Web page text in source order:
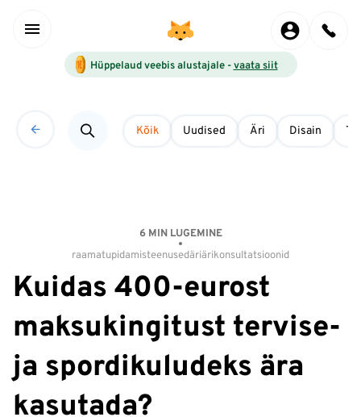
Hüppelaud veebis alustajale -vaata siit
Kõik Uudised Äri Disain
6 MIN LUGEMINE
raamatupidamisteenusedäriärikonsultatsioonid
Kuidas 400-eurost
maksukingitust tervise-
ja spordikuludeks ära
kasutada?